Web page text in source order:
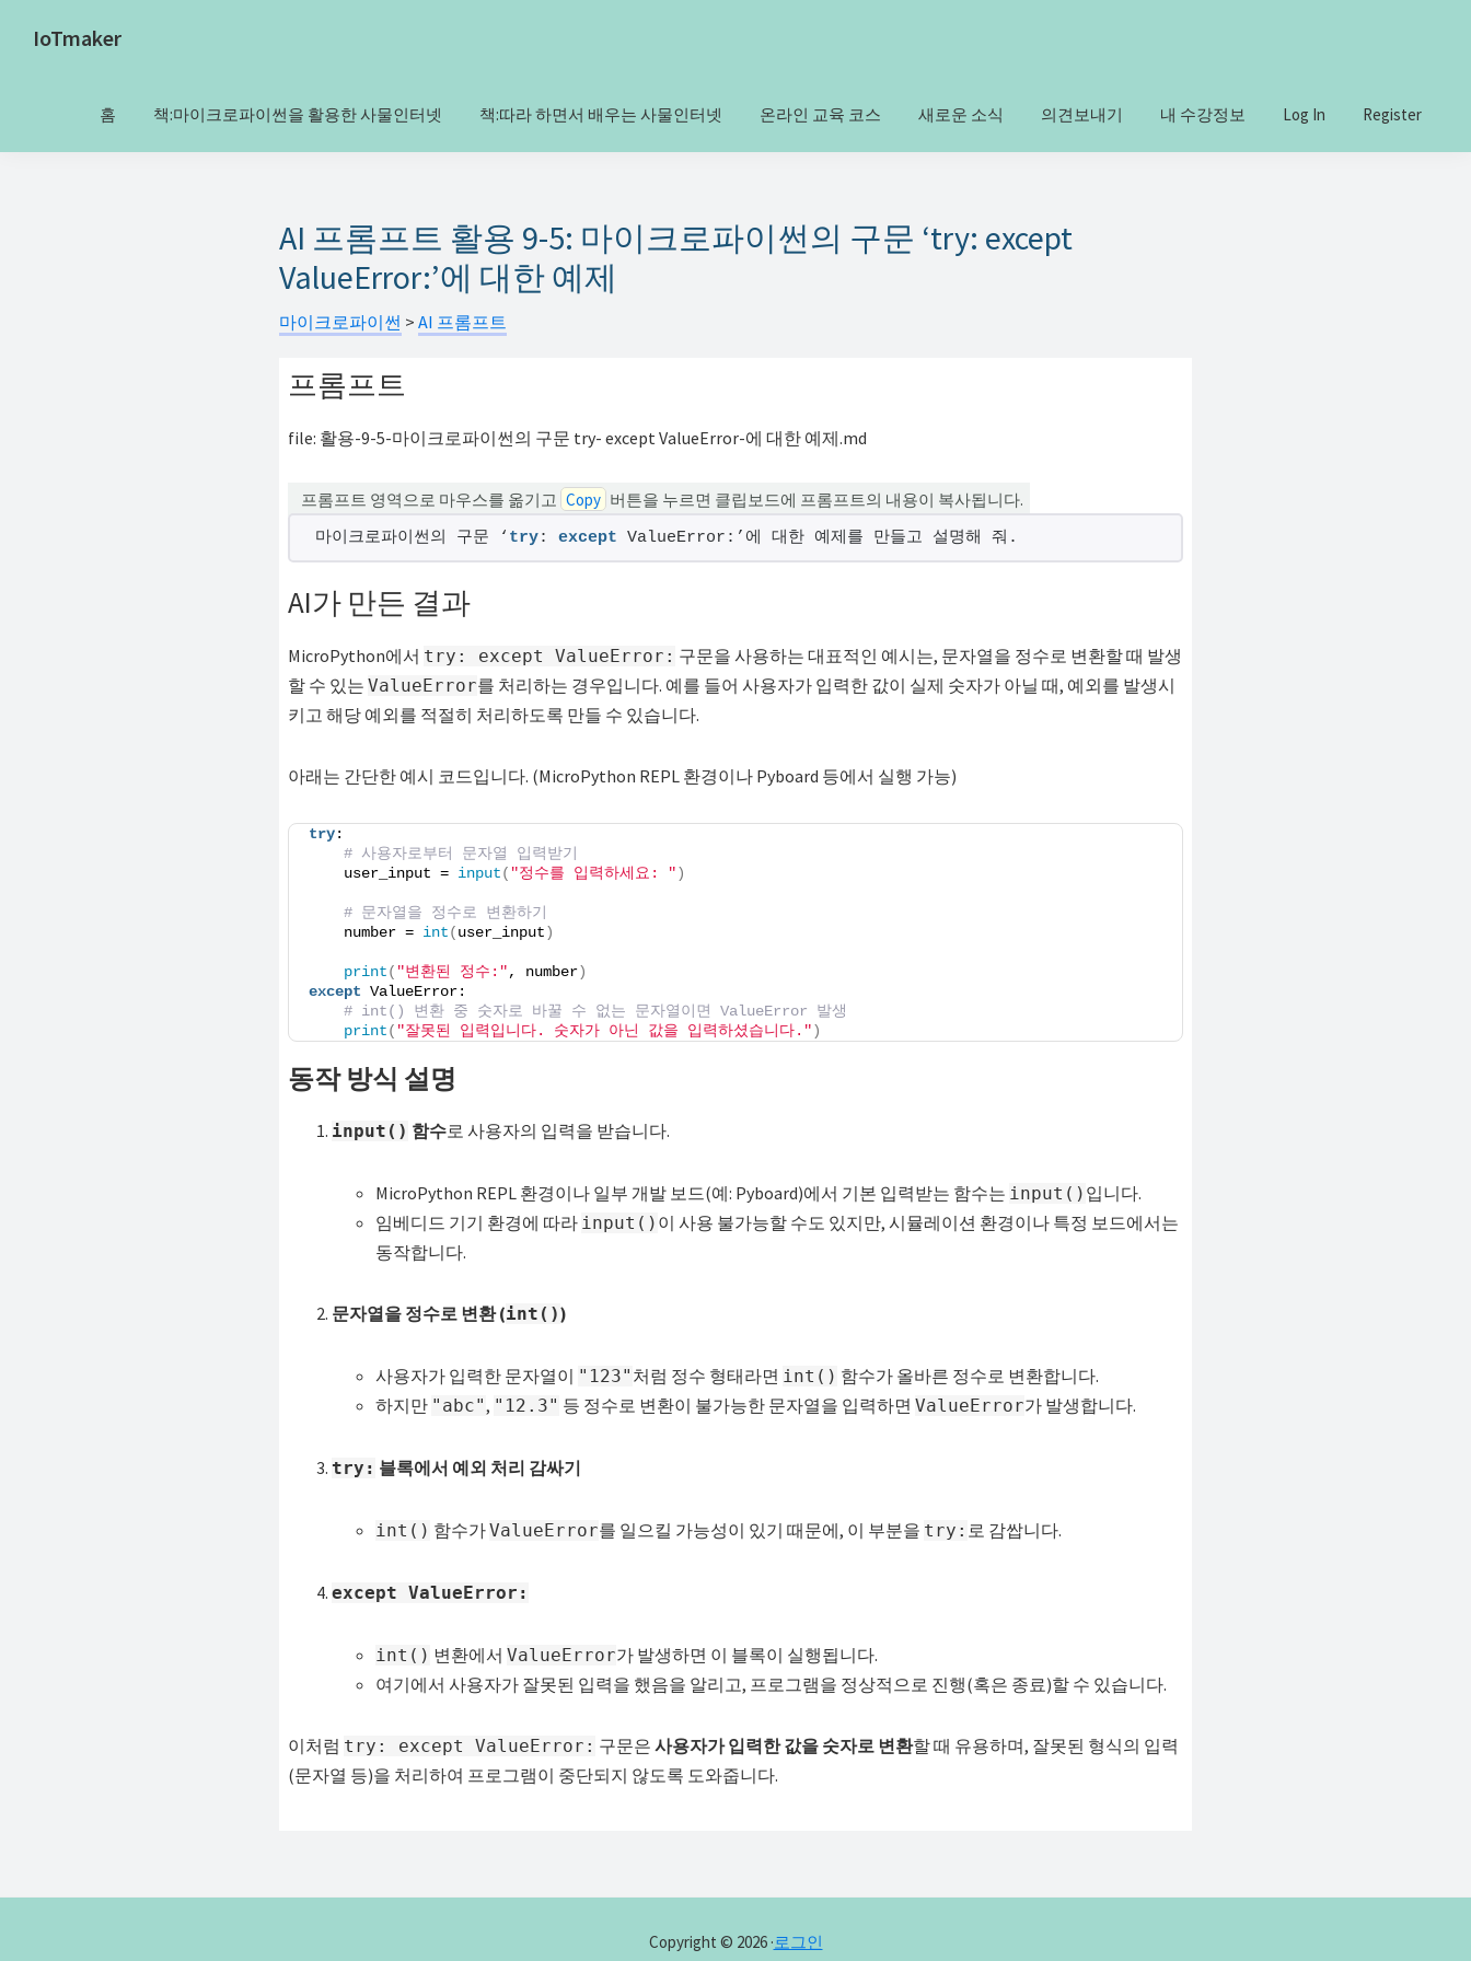
IoTmaker
터
홈 책:마이크로파이썬을 활용한 사물인터넷 책:따라 하면서 배우는 사물인터넷 온라인 교육 코스 새로운 소식 의견보내기 내 수강정보 Log In Register
AI 프롬프트 활용 9-5: 마이크로파이썬의 구문 ‘try: except
ValueError:’에 대한 예제
마이크로파이썬 > AI 프롬프트
프롬프트
file: 활용-9-5-마이크로파이썬의 구문 try- except ValueError-에 대한 예제.md
프롬프트 영역으로 마우스를 옮기고 Copy 버튼을 누르면 클립보드에 프롬프트의 내용이 복사됩니다.
마이크로파이썬의 구문 ‘ try: except ValueError:’에 대한 예제를 만들고 설명해 줘.
AI가 만든 결과
MicroPython에서 try: except ValueError: 구문을 사용하는 대표적인 예시는, 문자열을 정수로 변환할 때 발생
할 수 있는 ValueError를 처리하는 경우입니다. 예를 들어 사용자가 입력한 값이 실제 숫자가 아닐 때, 예외를 발생시
키고 해당 예외를 적절히 처리하도록 만들 수 있습니다.
아래는 간단한 예시 코드입니다. (MicroPython REPL 환경이나 Pyboard 등에서 실행 가능)
try:
# 사용자로부터 문자열 입력받기
    user_input =
input( "정수를 입력하세요: ")
# 문자열을 정수로 변환하기
    number =
int(user_input)
print( "변환된 정수:", number)
except ValueError:
# int() 변환 중 숫자로 바꿀 수 없는 문자열이면 ValueError 발생
print( "잘못된 입력입니다. 숫자가 아닌 값을 입력하셨습니다.")
동작 방식 설명
input() 함수로 사용자의 입력을 받습니다.
MicroPython REPL 환경이나 일부 개발 보드(예: Pyboard)에서 기본 입력받는 함수는 input() 입니다.
임베디드 기기 환경에 따라 input() 이 사용 불가능할 수도 있지만, 시뮬레이션 환경이나 특정 보드에서는
동작합니다.
문자열을 정수로 변환 (int())
사용자가 입력한 문자열이 "123" 처럼 정수 형태라면 int() 함수가 올바른 정수로 변환합니다.
하지만 "abc", "12.3" 등 정수로 변환이 불가능한 문자열을 입력하면 ValueError가 발생합니다.
try: 블록에서 예외 처리 감싸기
int() 함수가ValueError를 일으킬 가능성이 있기 때문에, 이 부분을 try: 로 감쌉니다.
except ValueError:
int() 변환에서 ValueError가 발생하면 이 블록이 실행됩니다.
여기에서 사용자가 잘못된 입력을 했음을 알리고, 프로그램을 정상적으로 진행(혹은 종료)할 수 있습니다.
이처럼 try: except ValueError: 구문은 사용자가 입력한 값을 숫자로 변환할 때 유용하며, 잘못된 형식의 입력
(문자열 등)을 처리하여 프로그램이 중단되지 않도록 도와줍니다.
Copyright © 2026 ·로그인